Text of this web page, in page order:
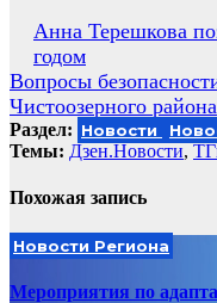
Навигация
по
записям
Анна Терешкова
годом
Вопросы
Чистоозерного района
Раздел: Новости
Темы: Дзен.Новости,
Похожая запись
Новости Региона
Мероприятия по